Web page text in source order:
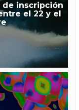
de inscripción
el 22 y el